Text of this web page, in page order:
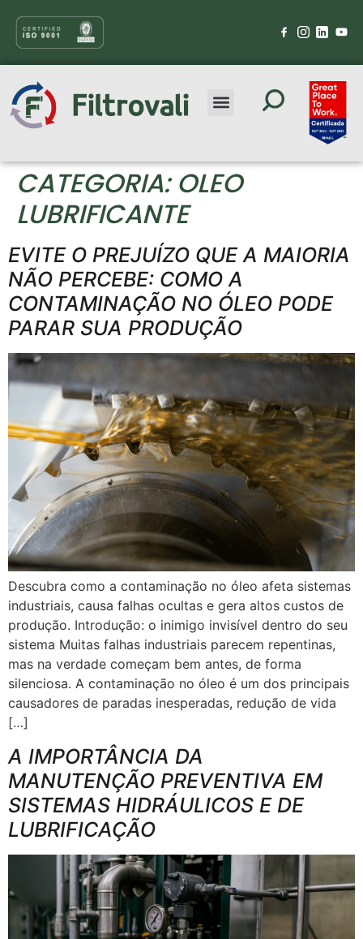
CATEGORIA: OLEO
LUBRIFICANTE
EVITE O PREJUÍZO QUE A MAIORIA
NÃO PERCEBE: COMO A
CONTAMINAÇÃO NO ÓLEO PODE
PARAR SUA PRODUÇÃO
Descubra como a contaminação no óleo afeta sistemas
industriais, causa falhas ocultas e gera altos custos de
produção. Introdução: o inimigo invisível dentro do seu
sistema Muitas falhas industriais parecem repentinas,
mas na verdade começam bem antes, de forma
silenciosa. A contaminação no óleo é um dos principais
causadores de paradas inesperadas, redução de vida
[…]
A IMPORTÂNCIA DA
MANUTENÇÃO PREVENTIVA EM
SISTEMAS HIDRÁULICOS E DE
LUBRIFICAÇÃO